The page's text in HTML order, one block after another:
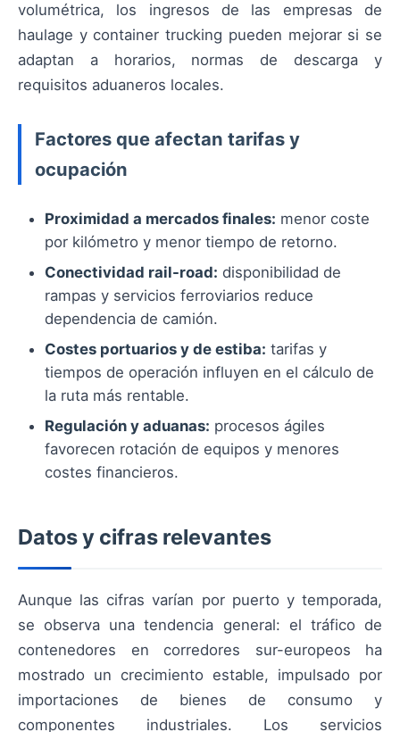
volumétrica, los ingresos de las empresas de
haulage y container trucking pueden mejorar si se
adaptan a horarios, normas de descarga y
requisitos aduaneros locales.
Factores que afectan tarifas y
ocupación
Proximidad a mercados finales: menor coste
por kilómetro y menor tiempo de retorno.
Conectividad rail-road: disponibilidad de
rampas y servicios ferroviarios reduce
dependencia de camión.
Costes portuarios y de estiba: tarifas y
tiempos de operación influyen en el cálculo de
la ruta más rentable.
Regulación y aduanas: procesos ágiles
favorecen rotación de equipos y menores
costes financieros.
Datos y cifras relevantes
Aunque las cifras varían por puerto y temporada,
se observa una tendencia general: el tráfico de
contenedores en corredores sur-europeos ha
mostrado un crecimiento estable, impulsado por
importaciones de bienes de consumo y
componentes industriales. Los servicios